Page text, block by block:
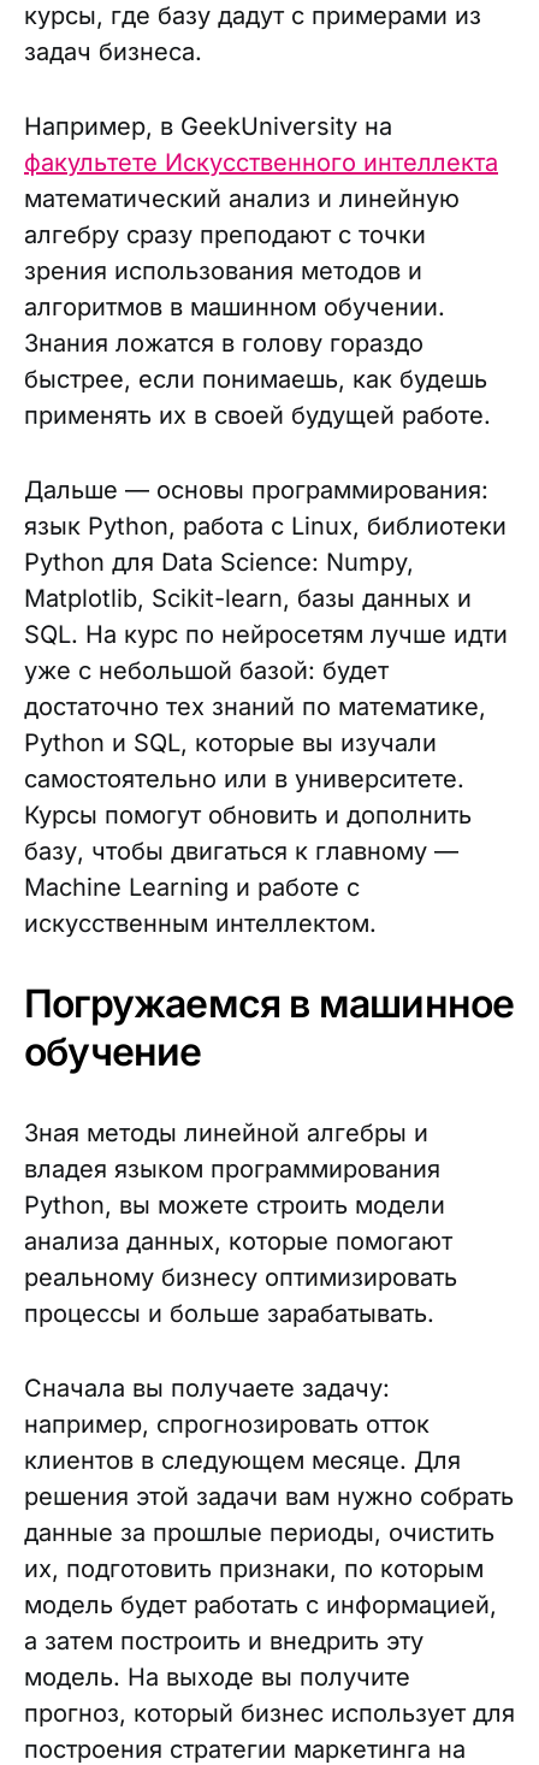
курсы, где базу дадут с примерами из
задач бизнеса.
Например, в GeekUniversity на
факультете Искусственного интеллекта
математический анализ и линейную
алгебру сразу преподают с точки
зрения использования методов и
алгоритмов в машинном обучении.
Знания ложатся в голову гораздо
быстрее, если понимаешь, как будешь
применять их в своей будущей работе.
Дальше — основы программирования:
язык Python, работа с Linux, библиотеки
Python для Data Science: Numpy,
Matplotlib, Scikit-learn, базы данных и
SQL. На курс по нейросетям лучше идти
уже с небольшой базой: будет
достаточно тех знаний по математике,
Python и SQL, которые вы изучали
самостоятельно или в университете.
Курсы помогут обновить и дополнить
базу, чтобы двигаться к главному —
Machine Learning и работе с
искусственным интеллектом.
Погружаемся в машинное
обучение
Зная методы линейной алгебры и
владея языком программирования
Python, вы можете строить модели
анализа данных, которые помогают
реальному бизнесу оптимизировать
процессы и больше зарабатывать.
Сначала вы получаете задачу:
например, спрогнозировать отток
клиентов в следующем месяце. Для
решения этой задачи вам нужно собрать
данные за прошлые периоды, очистить
их, подготовить признаки, по которым
модель будет работать с информацией,
а затем построить и внедрить эту
модель. На выходе вы получите
прогноз, который бизнес использует для
построения стратегии маркетинга на